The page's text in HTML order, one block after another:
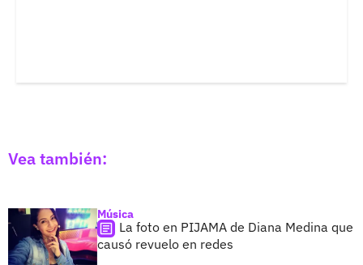
Vea también:
Música
La foto en PIJAMA de Diana Medina que
causó revuelo en redes